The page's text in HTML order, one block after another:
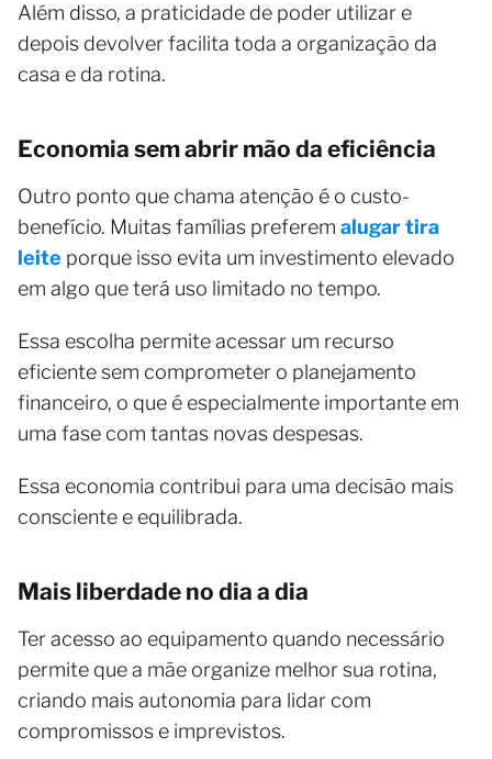
Além disso, a praticidade de poder utilizar e
depois devolver facilita toda a organização da
casa e da rotina.
Economia sem abrir mão da eficiência
Outro ponto que chama atenção é o custo-
benefício. Muitas famílias preferem alugar tira
leite porque isso evita um investimento elevado
em algo que terá uso limitado no tempo.
Essa escolha permite acessar um recurso
eficiente sem comprometer o planejamento
financeiro, o que é especialmente importante em
uma fase com tantas novas despesas.
Essa economia contribui para uma decisão mais
consciente e equilibrada.
Mais liberdade no dia a dia
Ter acesso ao equipamento quando necessário
permite que a mãe organize melhor sua rotina,
criando mais autonomia para lidar com
compromissos e imprevistos.